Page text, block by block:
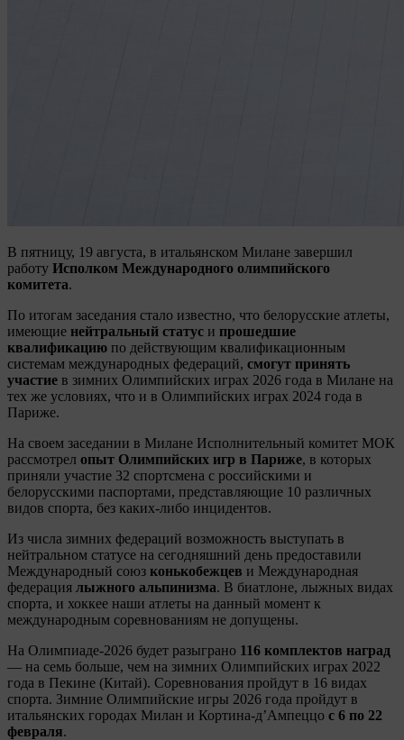
В пятницу, 19 августа, в итальянском Милане завершил
работу Исполком Международного олимпийского
комитета.
По итогам заседания стало известно, что белорусские атлеты,
имеющие нейтральный статус и прошедшие
квалификацию по действующим квалификационным
системам международных федераций, смогут принять
участие в зимних Олимпийских играх 2026 года в Милане на
тех же условиях, что и в Олимпийских играх 2024 года в
Париже.
На своем заседании в Милане Исполнительный комитет МОК
рассмотрел опыт Олимпийских игр в Париже, в которых
приняли участие 32 спортсмена с российскими и
белорусскими паспортами, представляющие 10 различных
видов спорта, без каких-либо инцидентов.
Из числа зимних федераций возможность выступать в
нейтральном статусе на сегодняшний день предоставили
Международный союз конькобежцев и Международная
федерация лыжного альпинизма. В биатлоне, лыжных видах
спорта, и хоккее наши атлеты на данный момент к
международным соревнованиям не допущены.
На Олимпиаде-2026 будет разыграно 116 комплектов наград
— на семь больше, чем на зимних Олимпийских играх 2022
года в Пекине (Китай). Соревнования пройдут в 16 видах
спорта. Зимние Олимпийские игры 2026 года пройдут в
итальянских городах Милан и Кортина-д’Ампеццо с 6 по 22
февраля.